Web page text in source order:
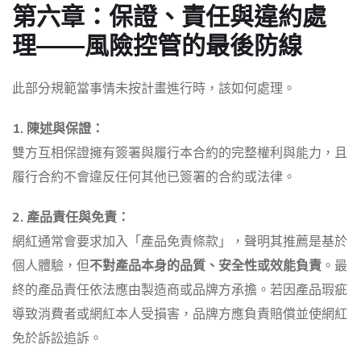
第六章：保證、責任與違約處
理——風險控管的最後防線
此部分規範當事情未按計畫進行時，該如何處理。
1. 陳述與保證：
雙方互相保證擁有簽署與履行本合約的完整權利與能力，且
履行合約不會違反任何其他已簽署的合約或法律。
2. 產品責任與免責：
網紅通常會要求加入「產品免責條款」，聲明其推薦是基於
個人體驗，但不對產品本身的品質、安全性或效能負責 。最
終的產品責任依法應由製造商或品牌方承擔。若因產品瑕疵
導致消費者或網紅本人受損害，品牌方應負責賠償並使網紅
免於訴訟追訴。